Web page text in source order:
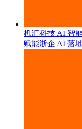
机汇科技 AI 智
赋能浙企 AI 落